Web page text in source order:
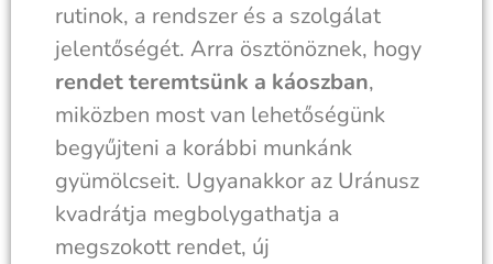
rutinok, a rendszer és a szolgálat
jelentőségét. Arra ösztönöznek, hogy
rendet teremtsünk a káoszban,
miközben most van lehetőségünk
begyűjteni a korábbi munkánk
gyümölcseit. Ugyanakkor az Uránusz
kvadrátja megbolygathatja a
megszokott rendet, új